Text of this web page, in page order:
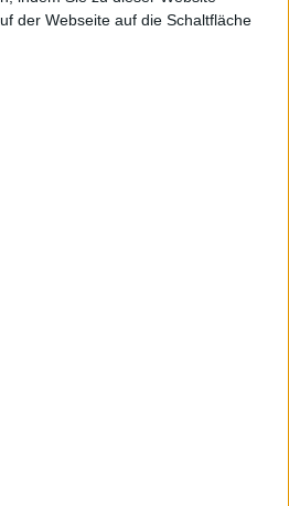
indem Sie zu dieser Website
der Webseite auf die Schaltfläche